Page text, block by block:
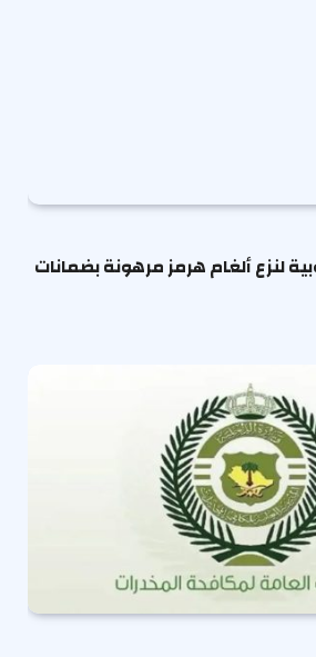
لنزع ألغام هرمز مرهونة بضمانات